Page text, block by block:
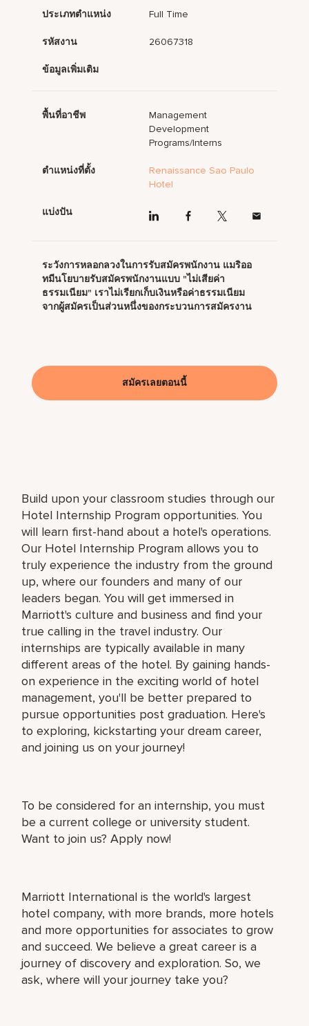
Build upon your classroom studies through our
Hotel Internship Program opportunities. You
will learn first-hand about a hotel's operations.
Our Hotel Internship Program allows you to
truly experience the industry from the ground
up, where our founders and many of our
leaders began. You will get immersed in
Marriott's culture and business and find your
true calling in the travel industry. Our
internships are typically available in many
different areas of the hotel. By gaining hands-
on experience in the exciting world of hotel
management, you'll be better prepared to
pursue opportunities post graduation. Here's
to exploring, kickstarting your dream career,
and joining us on your journey!
To be considered for an internship, you must
be a current college or university student.
Want to join us? Apply now!
Marriott International is the world's largest
hotel company, with more brands, more hotels
and more opportunities for associates to grow
and succeed. We believe a great career is a
journey of discovery and exploration. So, we
ask, where will your journey take you?
ประเภทตำแหน่ง Full Time
รหัสงาน 26067318
ข้อมูลเพิ่มเติม
พื้นที่อาชีพ
Management
Development
Programs/Interns
ตำแหน่งที่ตั้ง
Renaissance Sao Paulo
Hotel
แบ่งปัน
ระวังการหลอกลวงในการรับสมัครพนักงาน แมริออ
ทมีนโยบายรับสมัครพนักงานแบบ "ไม่เสียค่า
ธรรมเนียม" เราไม่เรียกเก็บเงินหรือค่าธรรมเนียม
จากผู้สมัครเป็นส่วนหนึ่งของกระบวนการสมัครงาน
สมัครเลยตอนนี้